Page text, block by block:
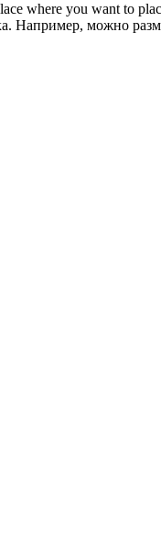
where you want to
Например, можно